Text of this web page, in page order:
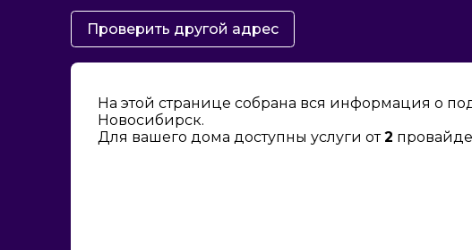
Проверить другой адрес
На этой странице собрана вся информация о
Новосибирск.
Для вашего дома доступны услуги от2